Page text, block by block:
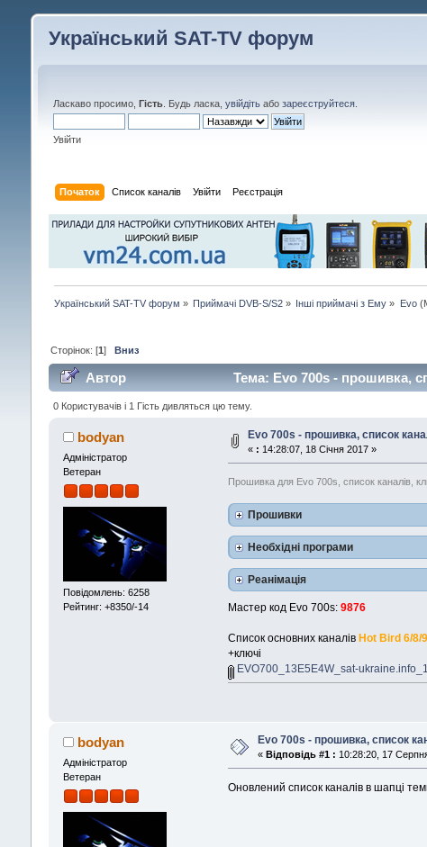
Український SAT-TV форум
Ласкаво просимо, Гість. Будь ласка, увійдітьабо зареєструйтеся.
Увійти
Початок Список каналів Увійти Реєстрація
Український SAT-TV форум » Приймачі DVB-S/S2 » Інші приймачі з Ему » Evo
Сторінок: [1] Вниз
Автор Тема: Evo 700s - прошивка,
0 Користувачів і 1 Гість дивляться цю тему.
bodyan
Адміністратор
Ветеран
Повідомлень: 6258
Рейтинг: +8350/-14
Evo 700s - прошивка, список
« : 14:28:07, 18 Січня 2017 »
Прошивка для Evo 700s, список каналів,
Прошивки
Необхідні програми
Реанімація
Мастер код Evo 700s:9876
Cписок основних каналівHot Bird 6/8/
+ключі
EVO700_13E5E4W_sat-
bodyan
Адміністратор
Ветеран
Evo 700s - прошивка, список
« Відповідь #1 : 10:28:20, 17
Оновлений список каналів в шапці